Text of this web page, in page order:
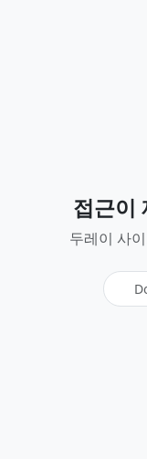
접근이
두레이 사